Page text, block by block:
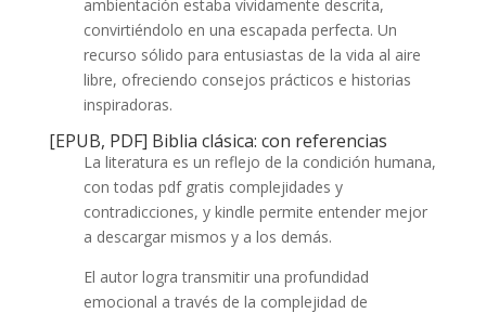
ambientación estaba vívidamente descrita,
convirtiéndolo en una escapada perfecta. Un
recurso sólido para entusiastas de la vida al aire
libre, ofreciendo consejos prácticos e historias
inspiradoras.
[EPUB, PDF] Biblia clásica: con referencias
La literatura es un reflejo de la condición humana,
con todas pdf gratis complejidades y
contradicciones, y kindle permite entender mejor
a descargar mismos y a los demás.
El autor logra transmitir una profundidad
emocional a través de la complejidad de